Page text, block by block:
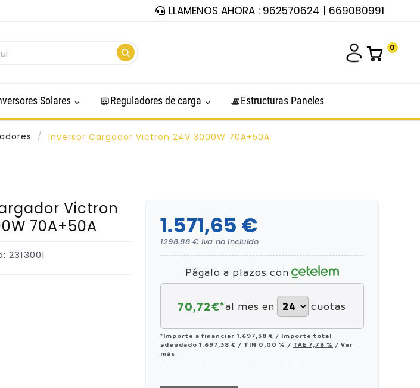
LLAMENOS AHORA : 962570624 | 669080991
0
Solares Reguladores de carga Estructuras Paneles
Inversor Cargador Victron 24V 3000W 70A+50A
Victron
70A+50A
2313001
1.571,65 €
1298.88 € iva no incluido
Págalo a plazos con
70,72€*al mes en cuotas
*Importe a financiar 1.697,38 € / Importe total
adeudado 1.697,38 € / TIN 0,00 % / TAE 7,76 % / Ver
más